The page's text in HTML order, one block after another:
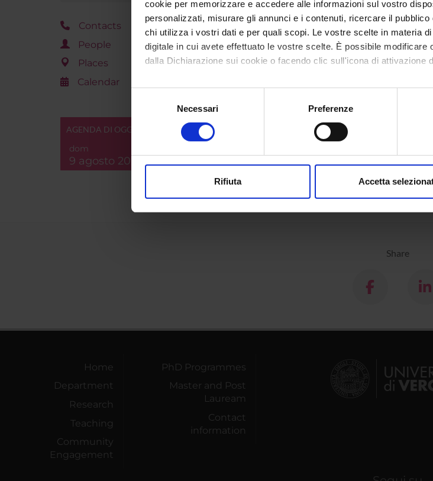
cookie per memorizzare e accedere alle informazioni sul vostro
personalizzati, misurare gli annunci e i contenuti, ricercare il
chi utilizza i vostri dati e per quali scopi. Le vostre scelte in materia
digitale in cui avete effettuato le vostre scelte. È possibile
dalla Dichiarazione sui cookie o facendo clic sull'icona di attivazione
Con il tuo consenso, vorremmo anche:
raccogliere informazioni sulla tua posizione geografica, con
digitali).
modificare o ritirare il tuo consenso in qualsiasi momento dalla
Necessari Preferenze
Rifiuta Accetta
Contacts
People
Places
Calendar
AGENDA DI OGGI
dom
9 agosto 2026
Share
Home
Department
Research
Teaching
Community
Engagement
PhD Programmes
Master and Post
Lauream
Contact
information